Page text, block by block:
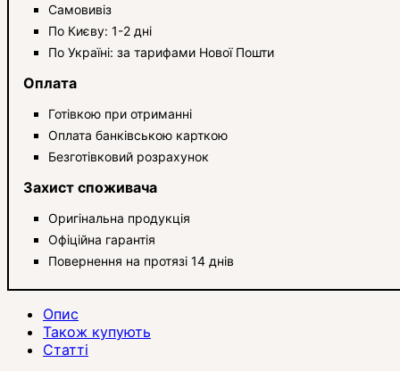
Самовивіз
По Києву: 1-2 дні
По Україні: за тарифами Нової Пошти
Оплата
Готівкою при отриманні
Оплата банківською карткою
Безготівковий розрахунок
Захист споживача
Оригінальна продукція
Офіційна гарантія
Повернення на протязі 14 днів
Опис
Також купують
Статті